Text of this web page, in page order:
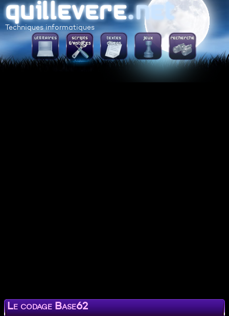
Techniques informatiques
Le codage Base62